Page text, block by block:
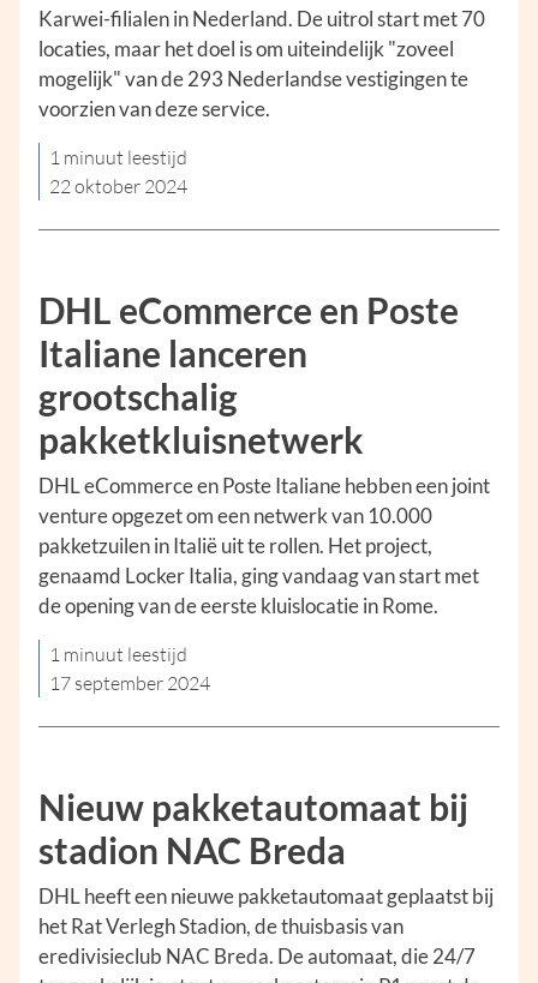
Karwei-filialen in Nederland. De uitrol start met 70
locaties, maar het doel is om uiteindelijk "zoveel
mogelijk" van de 293 Nederlandse vestigingen te
voorzien van deze service.
1 minuut leestijd
22 oktober 2024
DHL eCommerce en Poste
Italiane lanceren
grootschalig
pakketkluisnetwerk
DHL eCommerce en Poste Italiane hebben een joint
venture opgezet om een netwerk van 10.000
pakketzuilen in Italië uit te rollen. Het project,
genaamd Locker Italia, ging vandaag van start met
de opening van de eerste kluislocatie in Rome.
1 minuut leestijd
17 september 2024
Nieuw pakketautomaat bij
stadion NAC Breda
DHL heeft een nieuwe pakketautomaat geplaatst bij
het Rat Verlegh Stadion, de thuisbasis van
eredivisieclub NAC Breda. De automaat, die 24/7